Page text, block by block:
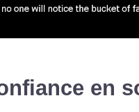
en